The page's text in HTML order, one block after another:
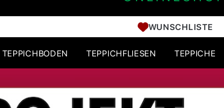
WUNSCHLISTE
TEPPICHBODEN TEPPICHFLIESEN TEPPICHE